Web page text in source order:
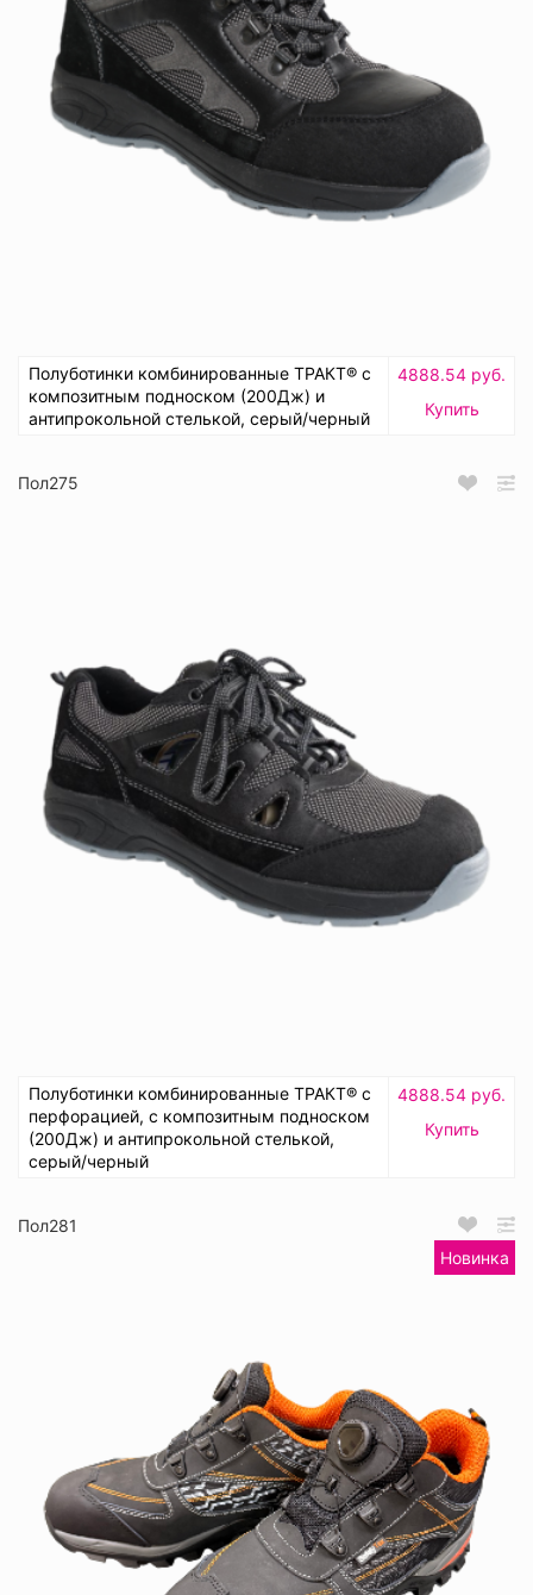
Полуботинки комбинированные ТРАКТ® с
композитным подноском (200Дж) и
антипрокольной стелькой, серый/черный
4888.54 руб.
Купить
Пол275
Полуботинки комбинированные ТРАКТ® с
перфорацией, с композитным подноском
(200Дж) и антипрокольной стелькой,
серый/черный
4888.54 руб.
Купить
Пол281
Новинка